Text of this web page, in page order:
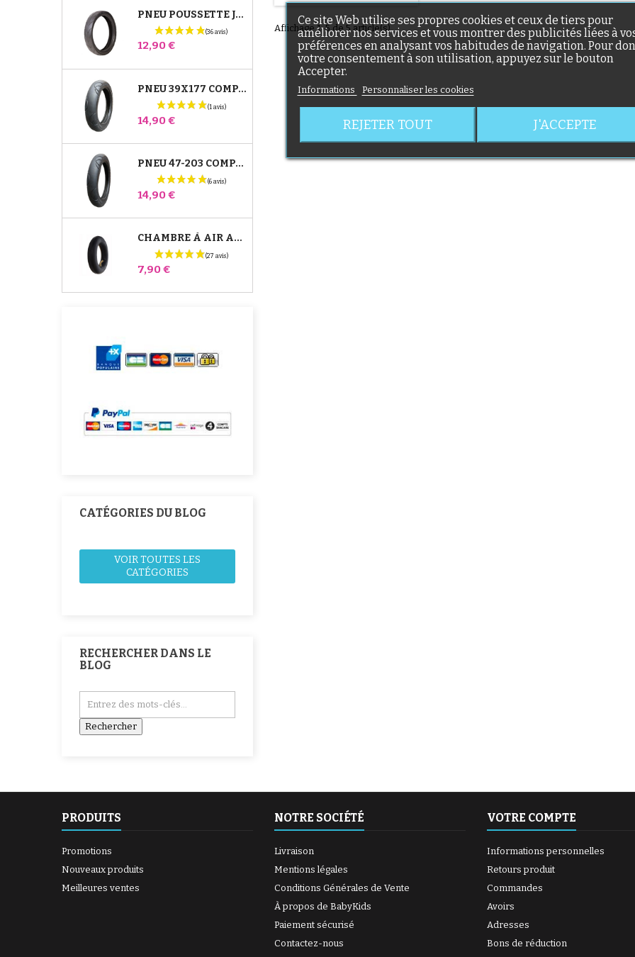
PNEU POUSSETTE JANÉ SLALOM PRO ET POWERTWIN
Prix
12,90 €
PNEU 39X177 COMPATIBLE POUSSETTE BUGABOO DONKEY - POUR ROUE AVANT
Prix
14,90 €
PNEU 47-203 COMPATIBLE POUSSETTE BUGABOO DONKEY - POUR ROUE ARRIÈRE
(6 avis)
Prix
14,90 €
CHAMBRE À AIR ARRIÈRE POUSSETTE WHIZZ RED CASTLE
(27 avis)
Prix
7,90 €
CATÉGORIES DU BLOG
VOIR TOUTES LES
CATÉGORIES
RECHERCHER DANS LE
BLOG
Affichage 1-5 de 5 article(s)
PRODUITS
Promotions
Nouveaux produits
Meilleures ventes
NOTRE SOCIÉTÉ
Livraison
Mentions légales
Conditions Générales de Vente
À propos de BabyKids
Paiement sécurisé
Contactez-nous
VOTRE COMPTE
Informations personnelles
Retours produit
Commandes
Avoirs
Adresses
Bons de réduction
Ce site Web utilise ses propres cookies et ceux de tiers pour
améliorer nos services et vous montrer des publicités liées à
préférences en analysant vos habitudes de navigation. Pour
votre consentement à son utilisation, appuyez sur le bouton
Accepter.
Informations Personnaliser les cookies
REJETER TOUT J'ACCEPTE